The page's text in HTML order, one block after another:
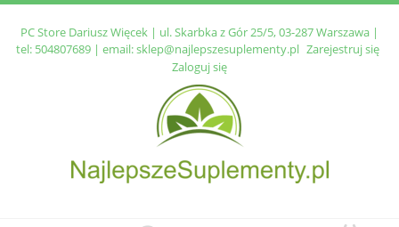
PC Store Dariusz Więcek | ul. Skarbka z Gór 25/5, 03-287 Warszawa |
tel: 504807689| email:sklep@najlepszesuplementy.pl Zarejestruj się
Zaloguj się